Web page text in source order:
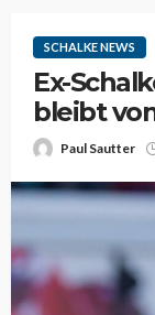
SCHALKE NEWS
Ex-
bleibt
Paul Sautter